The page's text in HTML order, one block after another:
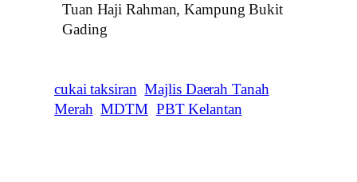
Tuan Haji Rahman, Kampung Bukit
Gading
cukai taksiran Majlis Daerah Tanah
Merah MDTM PBT Kelantan